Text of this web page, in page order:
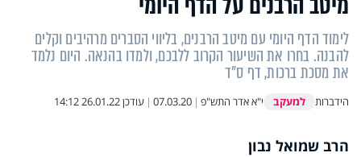
לימוד הדף היומי עם מיטב הרבנים, בליווי הסברים מרהיבים וקלים
להבנה. בחרו את השיעור הקרוב ללבכם, ולמדו בהנאה. היום נלמד
את מסכת ברכות, דף ס"ד
הידברות למעקב י"א אדר התש"פ |
07.03.20
| עודכן26.01.22 14:12
הרב שמואל נבון